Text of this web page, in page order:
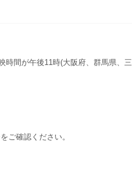
時間が午後11時(大阪府、群馬県、三
ご確認ください。